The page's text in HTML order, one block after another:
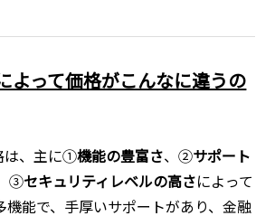
よって価格がこんなに違うの
は、主に①機能の豊富さ、②サポート
③セキュリティレベルの高さによって
機能で、手厚いサポートがあり、金融